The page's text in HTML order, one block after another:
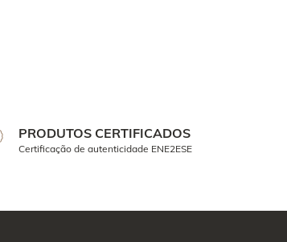
PRODUTOS CERTIFICADOS
Certificação de autenticidade ENE2ESE